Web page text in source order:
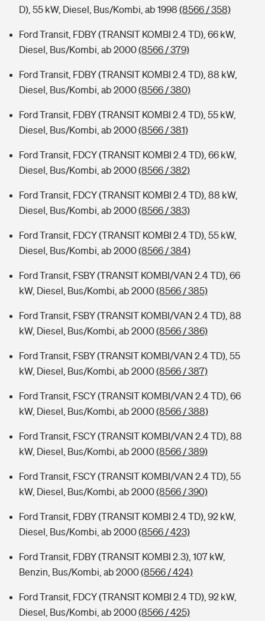
D), 55 kW, Diesel, Bus/Kombi, ab 1998 (8566 / 358)
Ford Transit, FDBY (TRANSIT KOMBI 2.4 TD), 66 kW,
Diesel, Bus/Kombi, ab 2000(8566 / 379)
Ford Transit, FDBY (TRANSIT KOMBI 2.4 TD), 88 kW,
Diesel, Bus/Kombi, ab 2000(8566 / 380)
Ford Transit, FDBY (TRANSIT KOMBI 2.4 TD), 55 kW,
Diesel, Bus/Kombi, ab 2000(8566 / 381)
Ford Transit, FDCY (TRANSIT KOMBI 2.4 TD), 66 kW,
Diesel, Bus/Kombi, ab 2000(8566 / 382)
Ford Transit, FDCY (TRANSIT KOMBI 2.4 TD), 88 kW,
Diesel, Bus/Kombi, ab 2000(8566 / 383)
Ford Transit, FDCY (TRANSIT KOMBI 2.4 TD), 55 kW,
Diesel, Bus/Kombi, ab 2000(8566 / 384)
Ford Transit, FSBY (TRANSIT KOMBI/VAN 2.4 TD), 66
kW, Diesel, Bus/Kombi, ab 2000(8566 / 385)
Ford Transit, FSBY (TRANSIT KOMBI/VAN 2.4 TD), 88
kW, Diesel, Bus/Kombi, ab 2000(8566 / 386)
Ford Transit, FSBY (TRANSIT KOMBI/VAN 2.4 TD), 55
kW, Diesel, Bus/Kombi, ab 2000(8566 / 387)
Ford Transit, FSCY (TRANSIT KOMBI/VAN 2.4 TD), 66
kW, Diesel, Bus/Kombi, ab 2000(8566 / 388)
Ford Transit, FSCY (TRANSIT KOMBI/VAN 2.4 TD), 88
kW, Diesel, Bus/Kombi, ab 2000(8566 / 389)
Ford Transit, FSCY (TRANSIT KOMBI/VAN 2.4 TD), 55
kW, Diesel, Bus/Kombi, ab 2000(8566 / 390)
Ford Transit, FDBY (TRANSIT KOMBI 2.4 TD), 92 kW,
Diesel, Bus/Kombi, ab 2000(8566 / 423)
Ford Transit, FDBY (TRANSIT KOMBI 2.3), 107 kW,
Benzin, Bus/Kombi, ab 2000(8566 / 424)
Ford Transit, FDCY (TRANSIT KOMBI 2.4 TD), 92 kW,
Diesel, Bus/Kombi, ab 2000(8566 / 425)